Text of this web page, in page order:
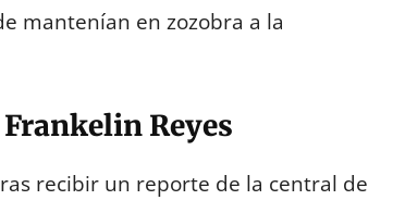
mantenían en zozobra a la
Reyes
recibir un reporte de la central de